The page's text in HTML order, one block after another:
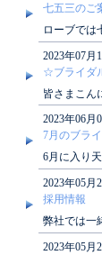
七五三のご
ローブでは
食も可能
2023年07月
☆ブライダ
皆さまこん
ェア開催中
すぜ..
2023年06月
7月のブラ
6月に入り
付けてく
2023年05月
採用情報
弊社では一
ある方は
2023年05月